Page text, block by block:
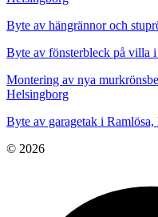
Byte av hängrännor och
Byte av fönsterbleck på villa
Montering av nya
Helsingborg
Byte av garagetak i
© 2026